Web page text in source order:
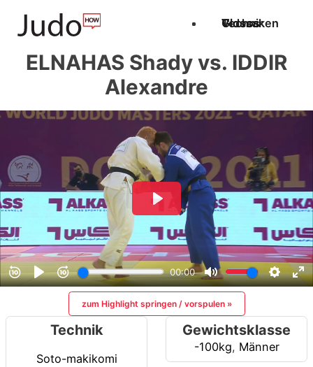
Techniken
Videos
Glossar
ELNAHAS Shady vs. IDDIR
Alexandre
zum Highlight springen / vorspulen »
Technik
Soto-makikomi
Gewichtsklasse
-100kg, Männer